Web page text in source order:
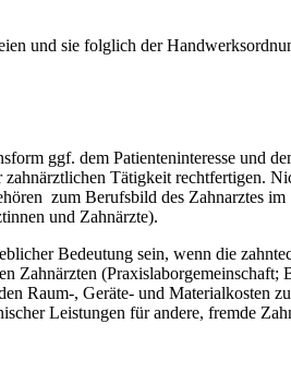
und sie folglich der
ggf. dem Patienteninteresse und
Tätigkeit rechtfertigen.
zum Berufsbild des Zahnarztes im
und Zahnärzte).
Bedeutung sein, wenn die
Zahnärzten (Praxislaborgemeinschaft;
Raum-, Geräte- und Materialkosten
Leistungen für andere, fremde